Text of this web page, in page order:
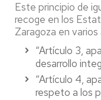
Este principio de
recoge en los
Zaragoza en varios
“Artículo 3,
desarrollo
“Artículo 4,
respeto a los